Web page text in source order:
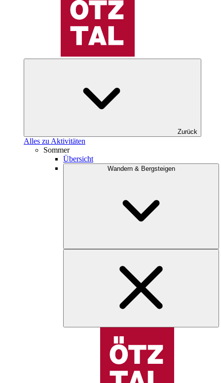
Zurück
Alles zu Aktivitäten
Sommer
Übersicht
Wandern & Bergsteigen